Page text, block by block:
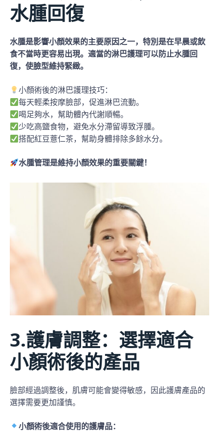
水腫回復
水腫是影響小顏效果的主要原因之一，特別是在早晨或飲
食不當時更容易出現。適當的淋巴護理可以防止水腫回
復，使臉型維持緊緻。
小顏術後的淋巴護理技巧：
每天輕柔按摩臉部，促進淋巴流動。
喝足夠水，幫助體內代謝順暢。
少吃高鹽食物，避免水分滯留導致浮腫。
搭配紅豆薏仁茶，幫助身體排除多餘水分。
水腫管理是維持小顏效果的重要關鍵！
3.護膚調整：選擇適合
小顏術後的產品
臉部經過調整後，肌膚可能會變得敏感，因此護膚產品的
選擇需要更加謹慎。
小顏術後適合使用的護膚品：